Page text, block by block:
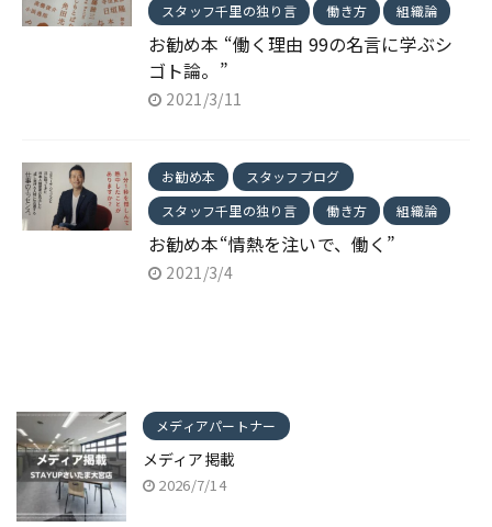
スタッフ千里の独り言
働き方 組織論
お勧め本 “働く理由 99の名言に学ぶシ
ゴト論。”
2021/3/11
お勧め本
スタッフブログ
スタッフ千里の独り言
働き方 組織論
お勧め本“情熱を注いで、働く”
2021/3/4
メディアパートナー
メディア掲載
2026/7/14